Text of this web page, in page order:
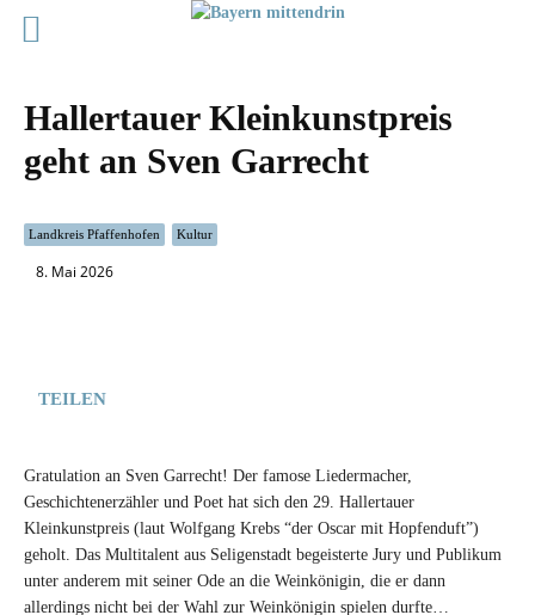
Hallertauer Kleinkunstpreis
geht an Sven Garrecht
Landkreis Pfaffenhofen Kultur
8. Mai 2026
TEILEN
Gratulation an Sven Garrecht! Der famose Liedermacher,
Geschichtenerzähler und Poet hat sich den 29. Hallertauer
Kleinkunstpreis (laut Wolfgang Krebs “der Oscar mit Hopfenduft”)
geholt. Das Multitalent aus Seligenstadt begeisterte Jury und Publikum
unter anderem mit seiner Ode an die Weinkönigin, die er dann
allerdings nicht bei der Wahl zur Weinkönigin spielen durfte…